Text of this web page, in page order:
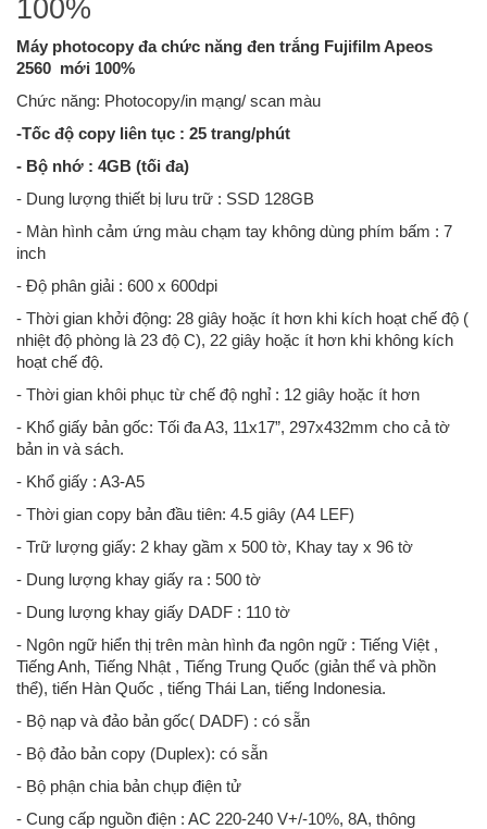
100%
Máy photocopy đa chức năng đen trắng Fujifilm Apeos
2560 mới 100%
Chức năng: Photocopy/in mạng/ scan màu
-Tốc độ copy liên tục : 25 trang/phút
- Bộ nhớ : 4GB (tối đa)
- Dung lượng thiết bị lưu trữ : SSD 128GB
- Màn hình cảm ứng màu chạm tay không dùng phím bấm : 7
inch
- Độ phân giải : 600 x 600dpi
- Thời gian khởi động: 28 giây hoặc ít hơn khi kích hoạt chế độ (
nhiệt độ phòng là 23 độ C), 22 giây hoặc ít hơn khi không kích
hoạt chế độ.
- Thời gian khôi phục từ chế độ nghỉ : 12 giây hoặc ít hơn
- Khổ giấy bản gốc: Tối đa A3, 11x17”, 297x432mm cho cả tờ
bản in và sách.
- Khổ giấy : A3-A5
- Thời gian copy bản đầu tiên: 4.5 giây (A4 LEF)
- Trữ lượng giấy: 2 khay gầm x 500 tờ, Khay tay x 96 tờ
- Dung lượng khay giấy ra : 500 tờ
- Dung lượng khay giấy DADF : 110 tờ
- Ngôn ngữ hiển thị trên màn hình đa ngôn ngữ : Tiếng Việt ,
Tiếng Anh, Tiếng Nhật , Tiếng Trung Quốc (giản thể và phồn
thể), tiến Hàn Quốc , tiếng Thái Lan, tiếng Indonesia.
- Bộ nạp và đảo bản gốc( DADF) : có sẵn
- Bộ đảo bản copy (Duplex): có sẵn
- Bộ phận chia bản chụp điện tử
- Cung cấp nguồn điện : AC 220-240 V+/-10%, 8A, thông